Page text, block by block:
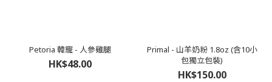
Petoria 韓寵 - 人參雞腿
HK$48.00
Primal - 山羊奶粉 1.8oz (含10小
包獨立包裝)
HK$150.00